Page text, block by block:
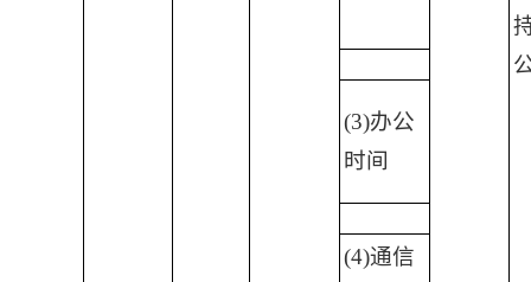
(3)办公
时间
(4)通信